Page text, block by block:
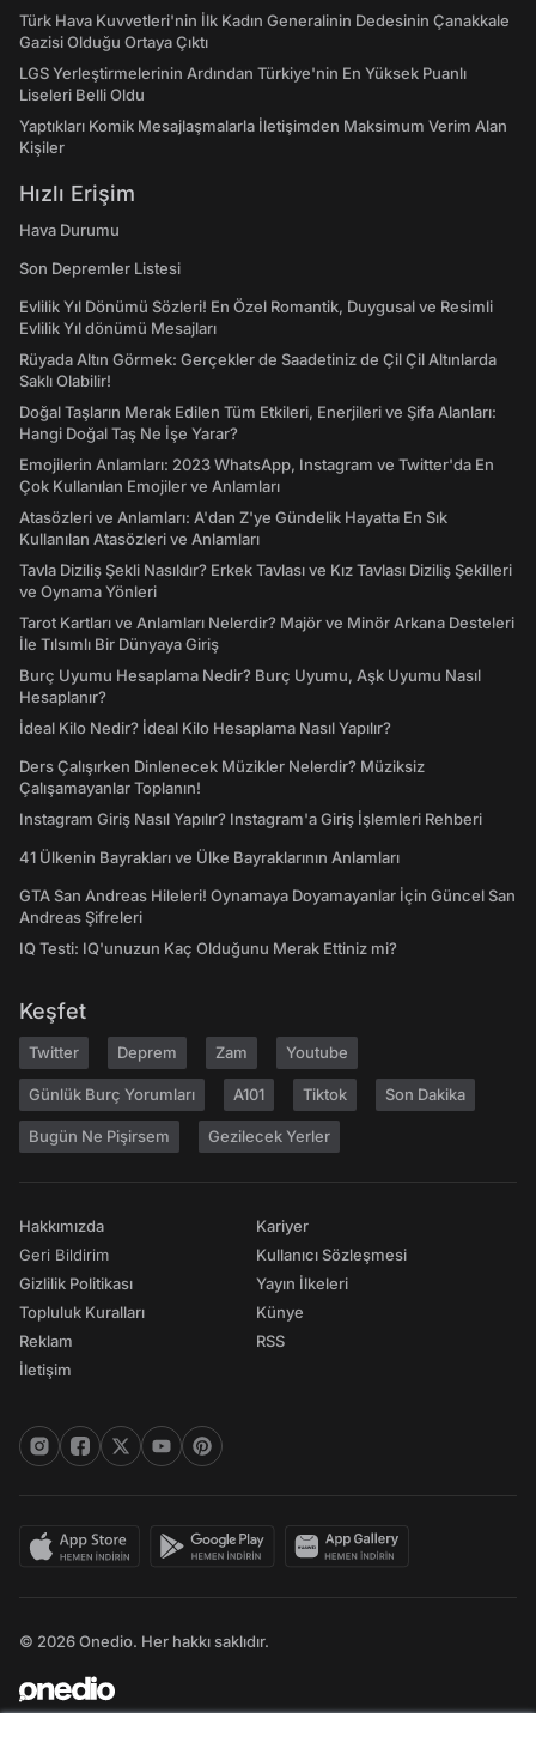
Türk Hava Kuvvetleri'nin İlk Kadın Generalinin Dedesinin Çanakkale
Gazisi Olduğu Ortaya Çıktı
LGS Yerleştirmelerinin Ardından Türkiye'nin En Yüksek Puanlı
Liseleri Belli Oldu
Yaptıkları Komik Mesajlaşmalarla İletişimden Maksimum Verim Alan
Kişiler
Hızlı Erişim
Hava Durumu
Son Depremler Listesi
Evlilik Yıl Dönümü Sözleri! En Özel Romantik, Duygusal ve Resimli
Evlilik Yıl dönümü Mesajları
Rüyada Altın Görmek: Gerçekler de Saadetiniz de Çil Çil Altınlarda
Saklı Olabilir!
Doğal Taşların Merak Edilen Tüm Etkileri, Enerjileri ve Şifa Alanları:
Hangi Doğal Taş Ne İşe Yarar?
Emojilerin Anlamları: 2023 WhatsApp, Instagram ve Twitter'da En
Çok Kullanılan Emojiler ve Anlamları
Atasözleri ve Anlamları: A'dan Z'ye Gündelik Hayatta En Sık
Kullanılan Atasözleri ve Anlamları
Tavla Diziliş Şekli Nasıldır? Erkek Tavlası ve Kız Tavlası Diziliş Şekilleri
ve Oynama Yönleri
Tarot Kartları ve Anlamları Nelerdir? Majör ve Minör Arkana Desteleri
İle Tılsımlı Bir Dünyaya Giriş
Burç Uyumu Hesaplama Nedir? Burç Uyumu, Aşk Uyumu Nasıl
Hesaplanır?
İdeal Kilo Nedir? İdeal Kilo Hesaplama Nasıl Yapılır?
Ders Çalışırken Dinlenecek Müzikler Nelerdir? Müziksiz
Çalışamayanlar Toplanın!
Instagram Giriş Nasıl Yapılır? Instagram'a Giriş İşlemleri Rehberi
41 Ülkenin Bayrakları ve Ülke Bayraklarının Anlamları
GTA San Andreas Hileleri! Oynamaya Doyamayanlar İçin Güncel San
Andreas Şifreleri
IQ Testi: IQ'unuzun Kaç Olduğunu Merak Ettiniz mi?
Keşfet
Twitter Deprem Zam Youtube
Günlük Burç Yorumları A101 Tiktok Son Dakika
Bugün Ne Pişirsem Gezilecek Yerler
Hakkımızda
Geri Bildirim
Gizlilik Politikası
Topluluk Kuralları
Reklam
İletişim
Kariyer
Kullanıcı Sözleşmesi
Yayın İlkeleri
Künye
RSS
© 2026 Onedio. Her hakkı saklıdır.